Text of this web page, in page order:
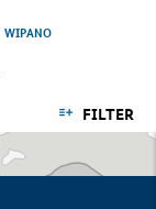
WIPANO
FILTER